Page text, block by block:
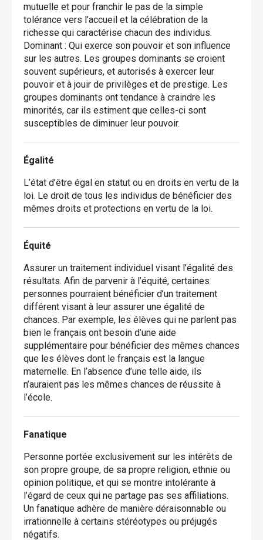
mutuelle et pour franchir le pas de la simple
tolérance vers l’accueil et la célébration de la
richesse qui caractérise chacun des individus.
Dominant : Qui exerce son pouvoir et son influence
sur les autres. Les groupes dominants se croient
souvent supérieurs, et autorisés à exercer leur
pouvoir et à jouir de privilèges et de prestige. Les
groupes dominants ont tendance à craindre les
minorités, car ils estiment que celles-ci sont
susceptibles de diminuer leur pouvoir.
Égalité
L’état d’être égal en statut ou en droits en vertu de la
loi. Le droit de tous les individus de bénéficier des
mêmes droits et protections en vertu de la loi.
Équité
Assurer un traitement individuel visant l’égalité des
résultats. Afin de parvenir à l’équité, certaines
personnes pourraient bénéficier d’un traitement
différent visant à leur assurer une égalité de
chances. Par exemple, les élèves qui ne parlent pas
bien le français ont besoin d’une aide
supplémentaire pour bénéficier des mêmes chances
que les élèves dont le français est la langue
maternelle. En l’absence d’une telle aide, ils
n’auraient pas les mêmes chances de réussite à
l’école.
Fanatique
Personne portée exclusivement sur les intérêts de
son propre groupe, de sa propre religion, ethnie ou
opinion politique, et qui se montre intolérante à
l’égard de ceux qui ne partage pas ses affiliations.
Un fanatique adhère de manière déraisonnable ou
irrationnelle à certains stéréotypes ou préjugés
négatifs.